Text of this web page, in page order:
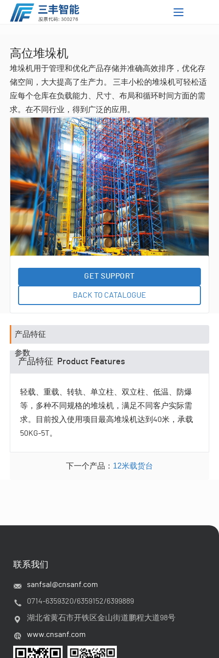
关于三丰
关于我们
我们公司
企业文化
我们的社区
未来发展
招聘简章
用人理念
三丰智
能装备
集团
码：
300276
总部位于
中国现代
工业的摇
篮
——湖北
省黄石市
立即探索
智能输
单轨自
行小车
输送系
统
双轨自
行小车
输送系
统
摩擦输
送系统
滑撬输
送系统
地面链
式输送
系统
自动引
导车输
送系统
辊道输
送系统
滑板输
送系统
Pick-Up
输送系
统
AD物料
输送系
统
RGV输
送系统
积放链
输送系
统
半导体
晶圆输
送系统
尾气收
排系统
工艺附
能设备
自动化
统
堆垛机
穿梭车
输送机
提升机
信息管
理系统
PSH升
降横移
类
PSH-2
两层升
降横移
类
PSH-6
六层升
降横移
类
俯仰式
简易升
降类停
车设备
PJS-3
简易升
降类
PPY 平
面移动
类
系统
KYN28-
12 型铠
装式交
流金属
封闭开
关设备
XGN2-
12箱式
固定交
流金属
封闭开
关设备
MNS低
压抽出
式开关
柜
GGD型
交流低
压配电
柜
GDF固
定分隔
式低压
开关柜
设备
柔性分
拼随行
柔性总
人
举升装
配型工
机器人
双车联
装配工
业移动
机器人
引工业
移动机
器人
激光
SLAM导
航工业
移动机
器人
潜入型
工业移
动机器
人
移载型
工业移
动机器
人
服务支持
研发中心
技术中心
培训中心
三丰智
能支持
获取解决
的知识和
帮助
了解有关
三丰智能
的更多信
息
新闻中心
公司新闻
公司公告
投资者关系
互动平台
三丰新
闻资讯
三丰智能
能制造的
新时代,
快速获得
企业最新
动态
探索更多
友情链接
三丰智能装
备集团股份
有限公司
湖北三丰智
能装备有限
公司
湖北三丰小
松物流技术
有限公司
黄石久丰智
能机电有限
公司
湖北三丰机
器人有限公
司
湖北三扬石
化有限公司
慧昇半导体
（黄石）有
限公司
上海鑫燕隆
汽车装备制
造有限公司
友情链
接 Link
以子公司
成覆盖全
国的研
发、生产
与服务网
络，为客
户提供本
地化支持
探索更多
高位堆垛机
堆垛机用于管理和优化产品存储并准确高效排序，优化存
储空间，大大提高了生产力。 三丰小松的堆垛机可轻松适
应每个仓库在负载能力、尺寸、布局和循环时间方面的需
求。在不同行业，得到广泛的应用。
GET SUPPORT
BACK TO CATALOGUE
产品特征
参数
产品特征 Product Features
轻载、重载、转轨、单立柱、双立柱、低温、防爆
等，多种不同规格的堆垛机，满足不同客户实际需
求。目前投入使用项目最高堆垛机达到40米，承载
50KG-5T。
下一个产品： 12米载货台
联系我们
sanfsal@cnsanf.com
0714-6359320/6359152/6399889
湖北省黄石市开铁区金山街道鹏程大道98号
www.cnsanf.com